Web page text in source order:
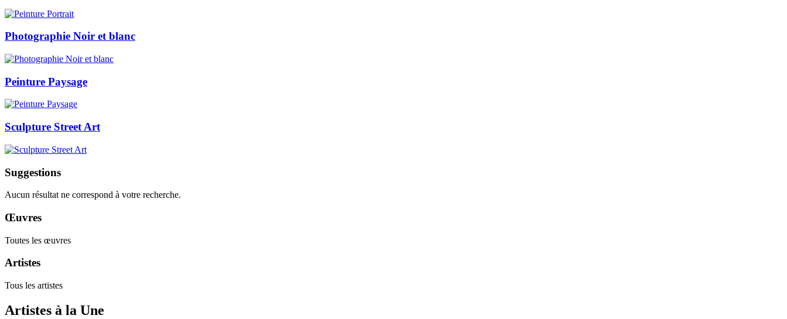
Photographie Noir et blanc
Peinture Paysage
Sculpture Street Art
Suggestions
Aucun résultat ne correspond à votre recherche.
Œuvres
Toutes les œuvres
Artistes
Tous les artistes
Artistes à la Une